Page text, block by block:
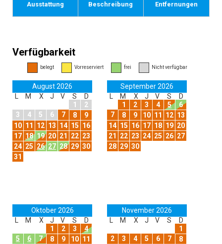
Ausstattung Beschreibung Entfernungen
Verfügbarkeit
belegt Vorreserviert frei Nicht verfügbar
August 2026
L
M X J V S
D
1
2
3
4 5 6 7 8
9
10 11 12 13 14 15 16
17 18 19 20 21 22 23
24 25 26 27 28 29 30
31
September 2026
L
M X J V S
D
1
2 3 4 5
6
7
8 9 10 11 12 13
14 15 16 17 18 19 20
21
22 23 24 25 26 27
28 29 30
Oktober 2026
L
M X J V S
D
1
2 3
4
5
6 7 8 9 10 11
November 2026
L
M X J V S
D
1
2
3 4 5 6 7
8